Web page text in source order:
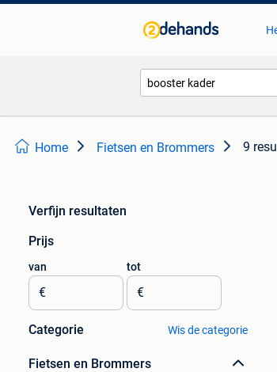
Home Fietsen en Brommers 9
Verfijn resultaten
Prijs
van
€
tot
€
Categorie Wis de categorie
Fietsen en Brommers